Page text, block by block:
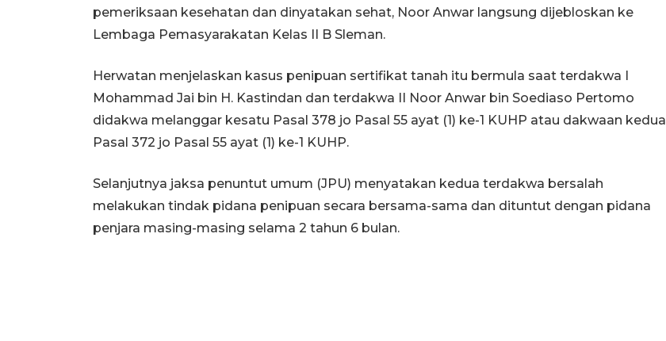
pemeriksaan kesehatan dan dinyatakan sehat, Noor Anwar langsung dijebloskan ke
Lembaga Pemasyarakatan Kelas II B Sleman.
Herwatan menjelaskan kasus penipuan sertifikat tanah itu bermula saat terdakwa I
Mohammad Jai bin H. Kastindan dan terdakwa II Noor Anwar bin Soediaso Pertomo
didakwa melanggar kesatu Pasal 378 jo Pasal 55 ayat (1) ke-1 KUHP atau dakwaan kedua
Pasal 372 jo Pasal 55 ayat (1) ke-1 KUHP.
Selanjutnya jaksa penuntut umum (JPU) menyatakan kedua terdakwa bersalah
melakukan tindak pidana penipuan secara bersama-sama dan dituntut dengan pidana
penjara masing-masing selama 2 tahun 6 bulan.